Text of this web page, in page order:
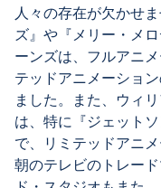
人々の存在が欠かせ
ズ』や『メリー・メ
ーンズは、フルアニ
テッドアニメーショ
ました。また、ウィ
は、特に『ジェット
で、リミテッドアニ
朝のテレビのトレー